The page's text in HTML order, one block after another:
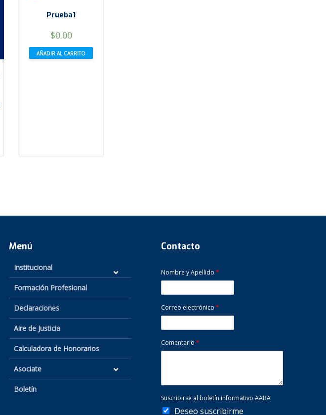
Prueba1
$0.00
AÑADIR AL CARRITO
Menú
Institucional
Formación Profesional
Declaraciones
Aire de Justicia
Calculadora de Honorarios
Asociate
Boletín
Contacto
Nombre y Apellido *
Correo electrónico *
Comentario *
Suscribirse al boletín informativo AABA
Deseo suscribirme